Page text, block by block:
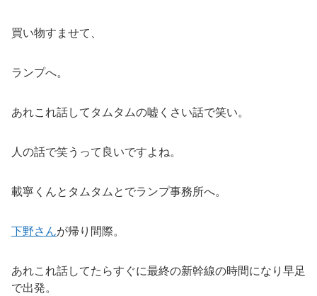
買い物すませて、
ランプへ。
あれこれ話してタムタムの嘘くさい話で笑い。
人の話で笑うって良いですよね。
載寧くんとタムタムとでランプ事務所へ。
下野さんが帰り間際。
あれこれ話してたらすぐに最終の新幹線の時間になり早足
で出発。